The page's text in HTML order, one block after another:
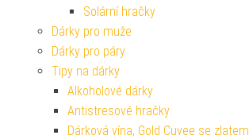
Solární hračky
Dárky pro muže
Dárky pro páry
Tipy na dárky
Alkoholové dárky
Antistresové hračky
Dárková vína, Gold Cuvee se zlatem